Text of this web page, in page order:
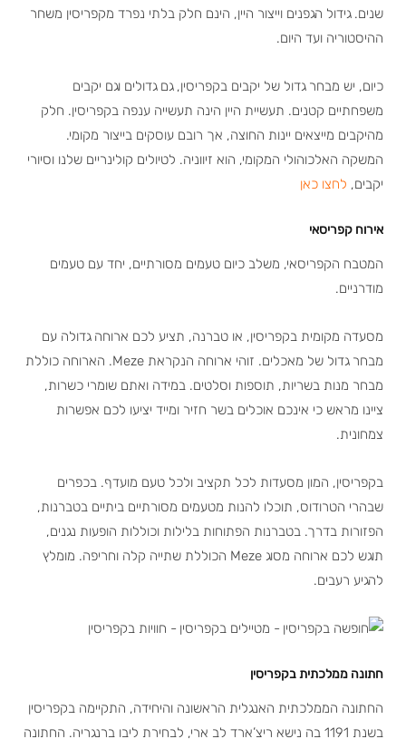
שנים. גידול הגפנים וייצור היין, הינם חלק בלתי נפרד מקפריסין משחר
ההיסטוריה ועד היום.
כיום, יש מבחר גדול של יקבים בקפריסין, גם גדולים וגם יקבים
משפחתיים קטנים. תעשיית היין הינה תעשייה ענפה בקפריסין. חלק
מהיקבים מייצאים יינות החוצה, אך רובם עוסקים בייצור מקומי.
המשקה האלכוהולי המקומי, הוא זיווניה. לטיולים קולינריים שלנו וסיורי
יקבים, לחצו כאן
אירוח קפריסאי
המטבח הקפריסאי, משלב כיום טעמים מסורתיים, יחד עם טעמים
מודרניים.
מסעדה מקומית בקפריסין, או טברנה, תציע לכם ארוחה גדולה עם
מבחר גדול של מאכלים. זוהי ארוחה הנקראת Meze. הארוחה כוללת
מבחר מנות בשריות, תוספות וסלטים. במידה ואתם שומרי כשרות,
ציינו מראש כי אינכם אוכלים בשר חזיר ומייד יציעו לכם אפשרות
צמחונית.
בקפריסין, המון מסעדות לכל תקציב ולכל טעם מועדף. בכפרים
שבהרי הטרודוס, תוכלו להנות מטעמים מסורתיים ביתיים בטברנות,
הפזורות בדרך. בטברנות הפתוחות בלילות וכוללות הופעות נגנים,
תוגש לכם ארוחה מסוג Meze הכוללת שתייה קלה וחריפה. מומלץ
להגיע רעבים.
חתונה ממלכתית בקפריסין
החתונה הממלכתית האנגלית הראשונה והיחידה, התקיימה בקפריסין
בשנת 1191 בה נישא ריצ’ארד לב ארי, לבחירת ליבו ברנגריה. החתונה